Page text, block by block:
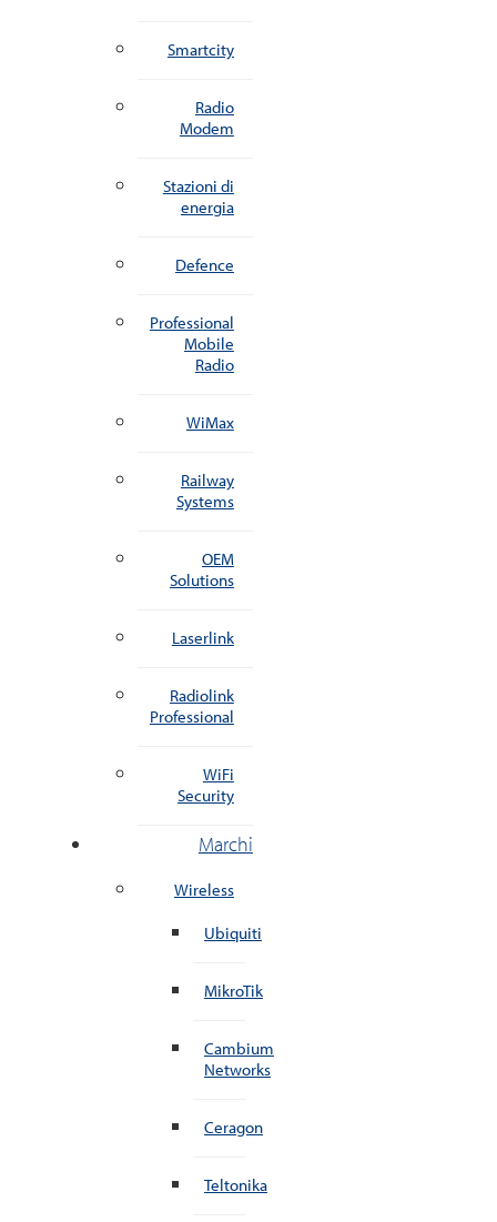
Smartcity
Radio
Modem
Stazioni di
energia
Defence
Professional
Mobile
Radio
WiMax
Railway
Systems
OEM
Solutions
Laserlink
Radiolink
Professional
WiFi
Security
Marchi
Wireless
Ubiquiti
MikroTik
Cambium
Networks
Ceragon
Teltonika